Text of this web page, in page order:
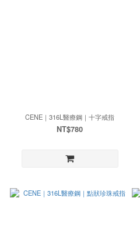
CENE｜316L醫療鋼｜十字戒指
NT$780